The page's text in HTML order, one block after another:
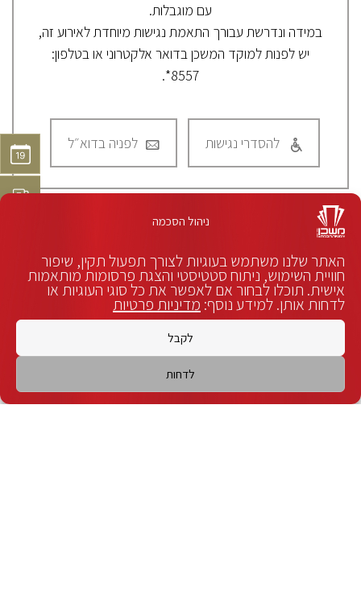
ניהול הסכמה
האתר שלנו משתמש בעוגיות לצורך תפעול תקין, שיפור
חוויית השימוש, ניתוח סטטיסטי והצגת פרסומות מותאמות
אישית. תוכלו לבחור אם לאפשר את כל סוגי העוגיות או
לדחות אותן. למידע נוסף: מדיניות פרטיות
לקבל
לדחות
עם מוגבלות.
במידה ונדרשת עבורך התאמת נגישות מיוחדת לאירוע זה,
יש לפנות למוקד המשכן בדואר אלקטרוני או בטלפון:
8557*.
להסדרי נגישות לפניה בדוא״ל